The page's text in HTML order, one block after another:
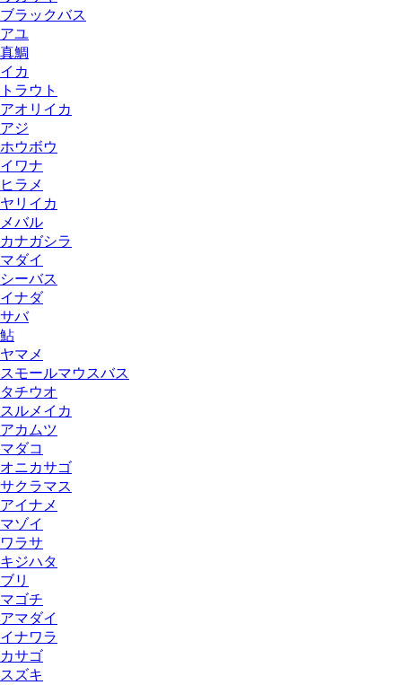
ブラックバス
アユ
真鯛
イカ
トラウト
アオリイカ
アジ
ホウボウ
イワナ
ヒラメ
ヤリイカ
メバル
カナガシラ
マダイ
シーバス
イナダ
サバ
鮎
ヤマメ
スモールマウスバス
タチウオ
スルメイカ
アカムツ
マダコ
オニカサゴ
サクラマス
アイナメ
マゾイ
ワラサ
キジハタ
ブリ
マゴチ
アマダイ
イナワラ
カサゴ
スズキ